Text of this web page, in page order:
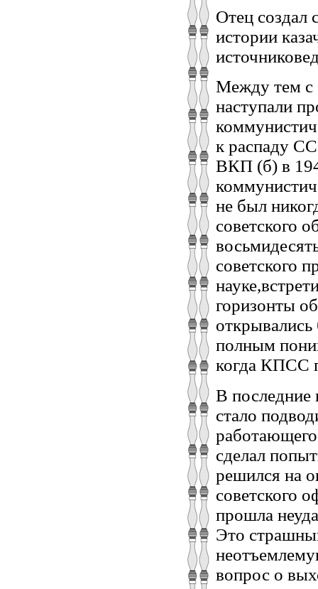
Отец создал
истории
Между тем с
наступали
к распаду
ВКП (б) в
не был
советского
советского
горизонты
открывались
полным
когда КПСС
В последние
стало
сделал
решился на
советского
прошла
Это
вопрос о